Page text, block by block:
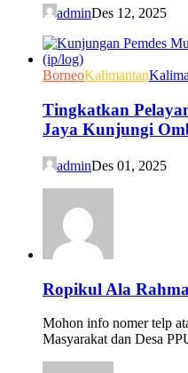
adminDes 12, 2025
BorneoKalimantan
Tingkatkan
Jaya Kunjungi
adminDes 01, 2025
Ropikul Ala
Mohon info nomer telp
Masyarakat dan Desa